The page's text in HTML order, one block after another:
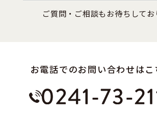
ご質問・ご相談もお待ちしてお
お電話でのお問い合わせはこ